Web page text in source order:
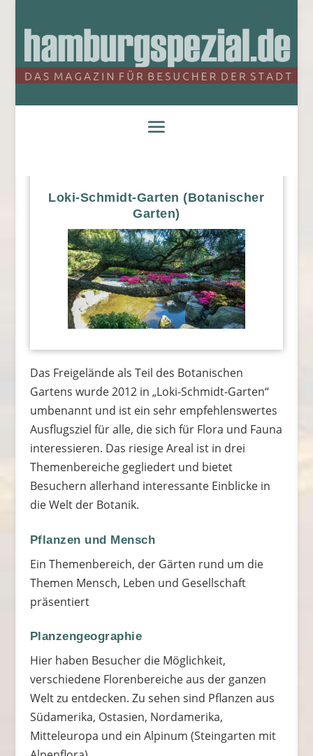
Loki-Schmidt-Garten (Botanischer
Garten)
Das Freigelände als Teil des Botanischen
Gartens wurde 2012 in „Loki-Schmidt-Garten“
umbenannt und ist ein sehr empfehlenswertes
Ausflugsziel für alle, die sich für Flora und Fauna
interessieren. Das riesige Areal ist in drei
Themenbereiche gegliedert und bietet
Besuchern allerhand interessante Einblicke in
die Welt der Botanik.
Pflanzen und Mensch
Ein Themenbereich, der Gärten rund um die
Themen Mensch, Leben und Gesellschaft
präsentiert
Planzengeographie
Hier haben Besucher die Möglichkeit,
verschiedene Florenbereiche aus der ganzen
Welt zu entdecken. Zu sehen sind Pflanzen aus
Südamerika, Ostasien, Nordamerika,
Mitteleuropa und ein Alpinum (Steingarten mit